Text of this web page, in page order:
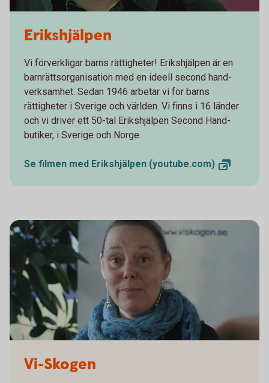
Erikshjälpen
Vi förverkligar barns rättigheter! Erikshjälpen är en
barnrättsorganisation med en ideell second hand-
verksamhet. Sedan 1946 arbetar vi för barns
rättigheter i Sverige och världen. Vi finns i 16 länder
och vi driver ett 50-tal Erikshjälpen Second Hand-
butiker, i Sverige och Norge.
Se filmen med Erikshjälpen (youtube.com)
Vi-Skogen